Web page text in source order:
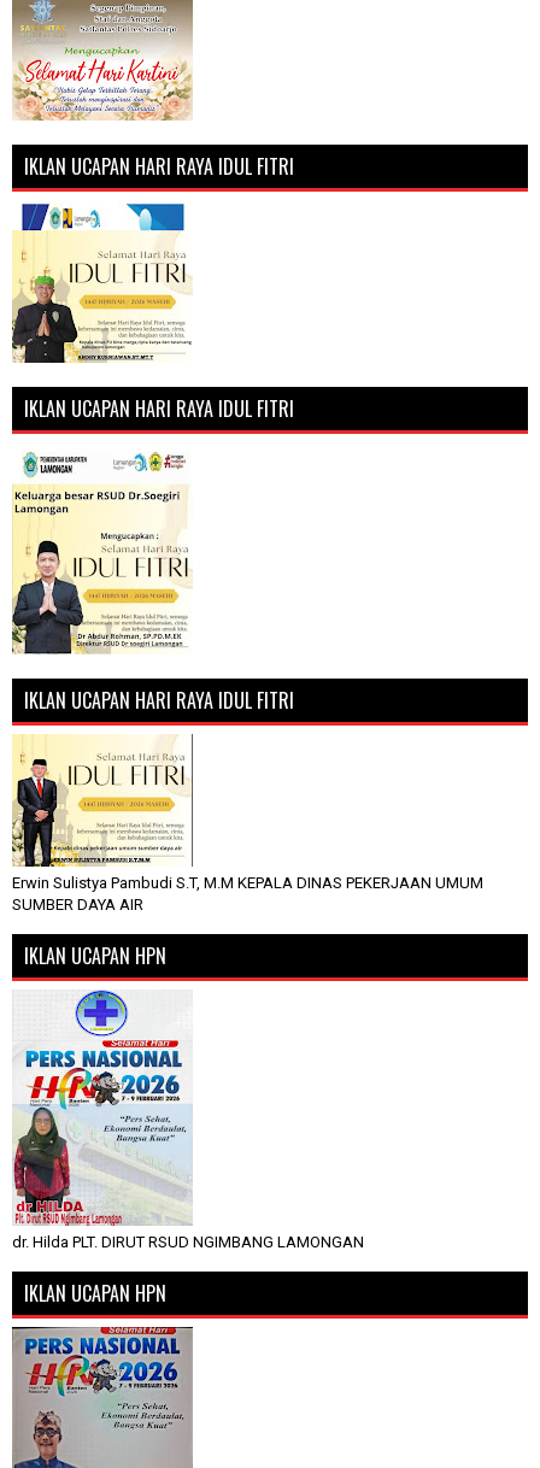
IKLAN UCAPAN HARI RAYA IDUL FITRI
IKLAN UCAPAN HARI RAYA IDUL FITRI
IKLAN UCAPAN HARI RAYA IDUL FITRI
Erwin Sulistya Pambudi S.T, M.M KEPALA DINAS PEKERJAAN UMUM
SUMBER DAYA AIR
IKLAN UCAPAN HPN
dr. Hilda PLT. DIRUT RSUD NGIMBANG LAMONGAN
IKLAN UCAPAN HPN